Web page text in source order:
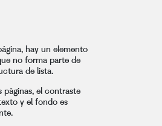
hay un elemento
no forma parte de
de lista.
páginas, el contraste
y el fondo es